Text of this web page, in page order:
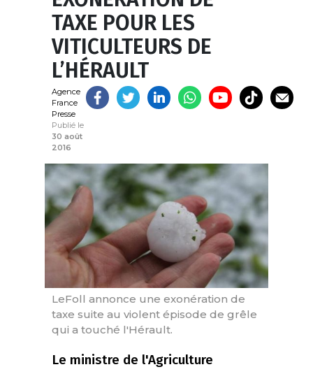
TAXE POUR LES
VITICULTEURS DE
L’HÉRAULT
Agence
France
Presse
Publié le
30 août
2016
LeFoll annonce une exonération de
taxe suite au violent épisode de grêle
qui a touché l'Hérault.
Le ministre de l'Agriculture